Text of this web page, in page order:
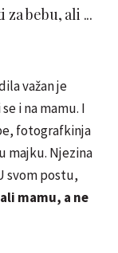
bebu, ali ...
važan je
i na mamu. I
fotografkinja
majku. Njezina
svom postu,
mamu, a ne